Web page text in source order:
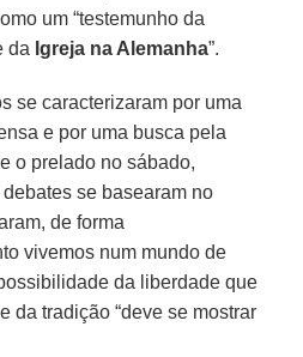
um “testemunho da
da Igreja na Alemanha”.
se caracterizaram por uma
e por uma busca pela
o prelado no sábado,
se basearam no
de forma
vivemos num mundo de
da liberdade que
da tradição “deve se mostrar